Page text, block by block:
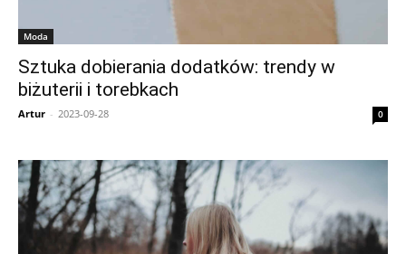
Moda
Sztuka dobierania dodatków: trendy w
biżuterii i torebkach
Artur - 2023-09-28 0